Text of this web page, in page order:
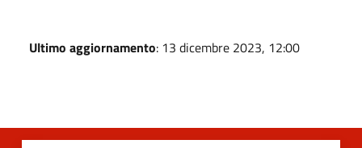
Ultimo aggiornamento: 13 dicembre 2023, 12:00